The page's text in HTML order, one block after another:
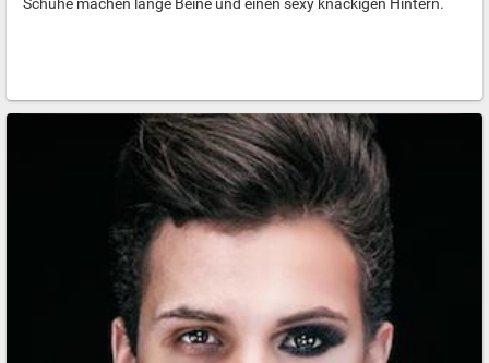
Schuhe machen lange Beine und einen sexy knackigen Hintern.